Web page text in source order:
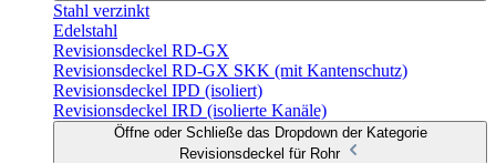
Stahl verzinkt
Edelstahl
Revisionsdeckel RD-GX
Revisionsdeckel RD-GX SKK (mit Kantenschutz)
Revisionsdeckel IPD (isoliert)
Revisionsdeckel IRD (isolierte Kanäle)
Öffne oder Schließe das Dropdown der Kategorie
Revisionsdeckel für Rohr